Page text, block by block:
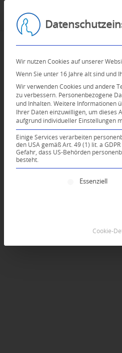
Wir nutzen Cookies auf unserer
Wenn Sie unter 16 Jahre alt sind und
Wir verwenden Cookies und andere
zu verbessern.
Personenbezogene
und Inhalten. Weitere Informationen
Ihrer Daten einzuwilligen, um dieses
aufgrund individueller Einstellungen
Einige Services verarbeiten
den USA gemäß Art. 49 (1) lit. a
Gefahr, dass US-Behörden
besteht.
Es folgt eine Liste der
Essenziell
Cookie-